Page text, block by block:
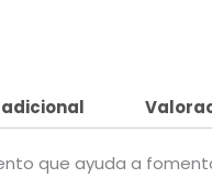
que ayuda a